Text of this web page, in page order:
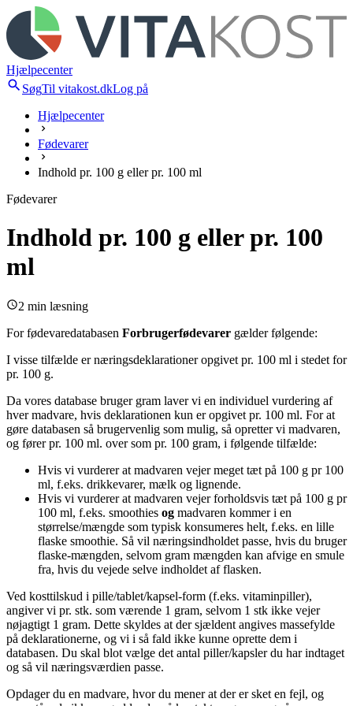
Hjælpecenter
SøgTil vitakost.dkLog på
Hjælpecenter
Fødevarer
Indhold pr. 100 g eller pr. 100 ml
Fødevarer
Indhold pr. 100 g eller pr. 100
ml
2 min læsning
For fødevaredatabasen Forbrugerfødevarer gælder følgende:
I visse tilfælde er næringsdeklarationer opgivet pr. 100 ml i stedet for
pr. 100 g.
Da vores database bruger gram laver vi en individuel vurdering af
hver madvare, hvis deklarationen kun er opgivet pr. 100 ml. For at
gøre databasen så brugervenlig som mulig, så opretter vi madvaren,
og fører pr. 100 ml. over som pr. 100 gram, i følgende tilfælde:
Hvis vi vurderer at madvaren vejer meget tæt på 100 g pr 100
ml, f.eks. drikkevarer, mælk og lignende.
Hvis vi vurderer at madvaren vejer forholdsvis tæt på 100 g pr
100 ml, f.eks. smoothies og madvaren kommer i en
størrelse/mængde som typisk konsumeres helt, f.eks. en lille
flaske smoothie. Så vil næringsindholdet passe, hvis du bruger
flaske-mængden, selvom gram mængden kan afvige en smule
fra, hvis du vejede selve indholdet af flasken.
Ved kosttilskud i pille/tablet/kapsel-form (f.eks. vitaminpiller),
angiver vi pr. stk. som værende 1 gram, selvom 1 stk ikke vejer
nøjagtigt 1 gram. Dette skyldes at der sjældent angives massefylde
på deklarationerne, og vi i så fald ikke kunne oprette dem i
databasen. Du skal blot vælge det antal piller/kapsler du har indtaget
og så vil næringsværdien passe.
Opdager du en madvare, hvor du mener at der er sket en fejl, og